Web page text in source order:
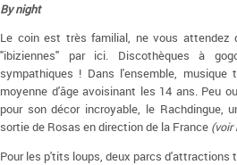
By night
Le coin est très familial, ne vous attendez
"ibiziennes" par ici. Discothèques à
sympathiques ! Dans l'ensemble, musique
moyenne d'âge avoisinant les 14 ans. Peu
pour son décor incroyable, le Rachdingue,
sortie de Rosas en direction de la France (voir
Pour les p'tits loups, deux parcs d'attractions